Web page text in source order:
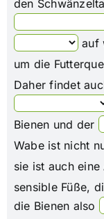
den
auf
um die
Daher findet
Bienen und der
Wabe ist nicht
sie ist auch eine
sensible Füße,
die Bienen also